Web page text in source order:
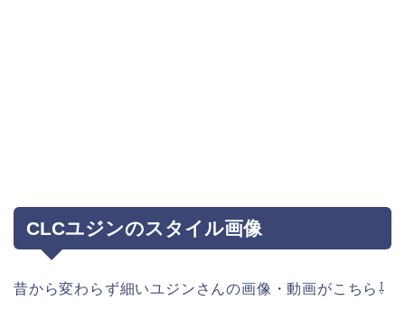
CLCユジンのスタイル画像
昔から変わらず細いユジンさんの画像・動画がこちら⇩